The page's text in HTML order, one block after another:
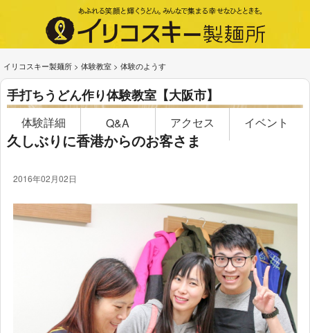
イリコスキー製麺所 > 体験教室 > 体験のようす
手打ちうどん作り体験教室【大阪市】
体験詳細 Q&A アクセス イベント
久しぶりに香港からのお客さま
2016年02月02日